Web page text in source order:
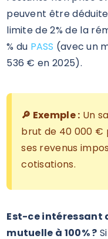
peuvent être
limite de 2% de la
% du PASS (avec un
536 € en 2025).
🔎 Exemple : Un
brut de 40 000 €
ses revenus
cotisations.
Est-ce intéressant
mutuelle à 100% ?